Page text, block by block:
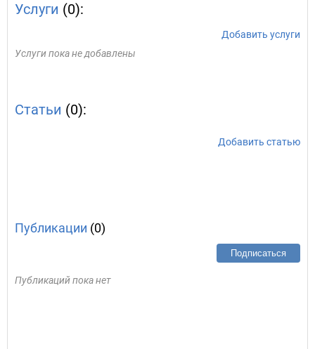
Услуги (0):
Добавить услуги
Услуги пока не добавлены
Статьи (0):
Добавить статью
Публикации (0)
Подписаться
Публикаций пока нет